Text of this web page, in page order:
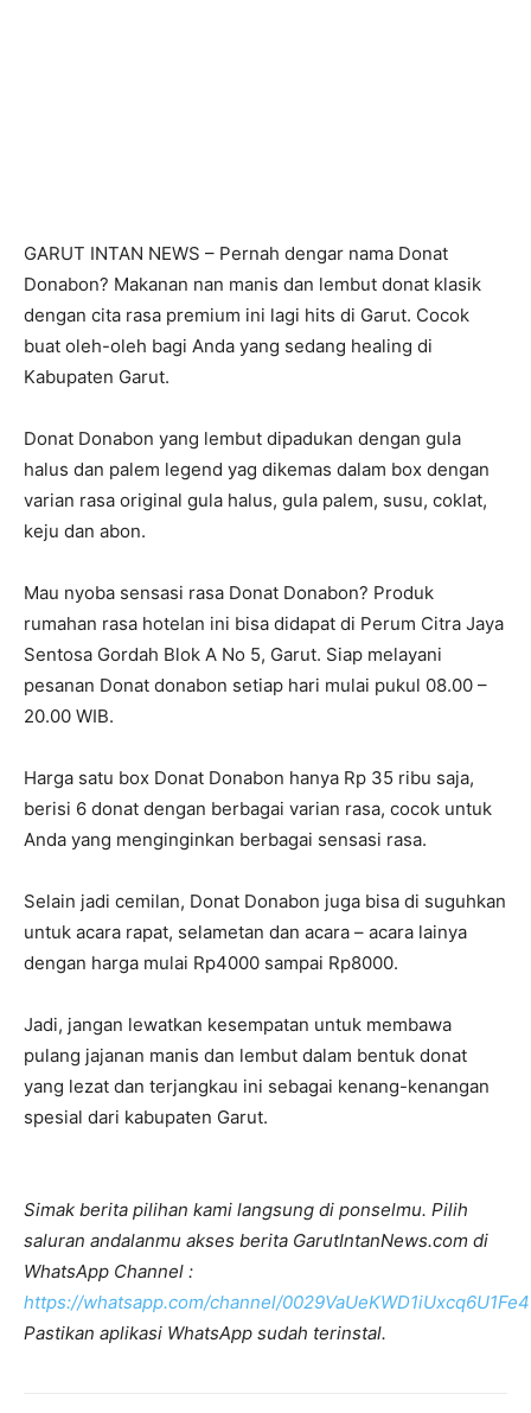
GARUT INTAN NEWS – Pernah dengar nama Donat
Donabon? Makanan nan manis dan lembut donat klasik
dengan cita rasa premium ini lagi hits di Garut. Cocok
buat oleh-oleh bagi Anda yang sedang healing di
Kabupaten Garut.
Donat Donabon yang lembut dipadukan dengan gula
halus dan palem legend yag dikemas dalam box dengan
varian rasa original gula halus, gula palem, susu, coklat,
keju dan abon.
Mau nyoba sensasi rasa Donat Donabon? Produk
rumahan rasa hotelan ini bisa didapat di Perum Citra Jaya
Sentosa Gordah Blok A No 5, Garut. Siap melayani
pesanan Donat donabon setiap hari mulai pukul 08.00 –
20.00 WIB.
Harga satu box Donat Donabon hanya Rp 35 ribu saja,
berisi 6 donat dengan berbagai varian rasa, cocok untuk
Anda yang menginginkan berbagai sensasi rasa.
Selain jadi cemilan, Donat Donabon juga bisa di suguhkan
untuk acara rapat, selametan dan acara – acara lainya
dengan harga mulai Rp4000 sampai Rp8000.
Jadi, jangan lewatkan kesempatan untuk membawa
pulang jajanan manis dan lembut dalam bentuk donat
yang lezat dan terjangkau ini sebagai kenang-kenangan
spesial dari kabupaten Garut.
Simak berita pilihan kami langsung di ponselmu. Pilih
saluran andalanmu akses berita GarutIntanNews.com di
WhatsApp Channel :
https://whatsapp.com/channel/
Pastikan aplikasi WhatsApp sudah terinstal.